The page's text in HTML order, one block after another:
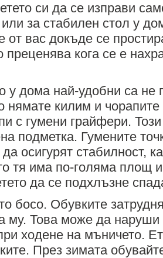
си да се изправи
или за стабилен стол у
от вас докъде се
преценява кога се е
у дома най-удобни са не
нямате килим и чорапите
с гумени грайфери.
подметка. Гумените
осигурят стабилност,
тя има по-голяма площ
да се подхлъзне
босо. Обувките
му. Това може да наруши
ходене на мъничето.
През зимата